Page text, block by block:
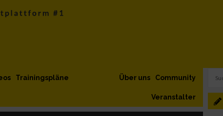
Trainingspläne Community
Über uns
Veranstalter